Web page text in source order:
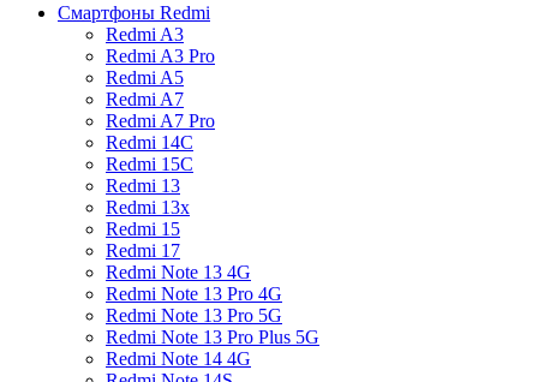
Смартфоны Redmi
Redmi A3
Redmi A3 Pro
Redmi A5
Redmi A7
Redmi A7 Pro
Redmi 14C
Redmi 15C
Redmi 13
Redmi 13x
Redmi 15
Redmi 17
Redmi Note 13 4G
Redmi Note 13 Pro 4G
Redmi Note 13 Pro 5G
Redmi Note 13 Pro Plus 5G
Redmi Note 14 4G